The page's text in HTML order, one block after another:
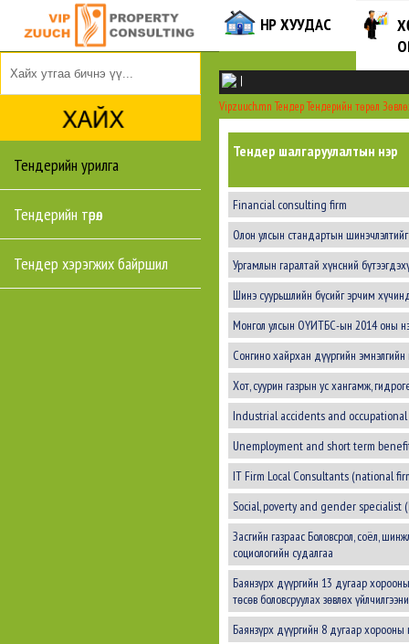
Тендерийн урилга
Тендерийн төрөл
Тендер хэрэгжих байршил
НҮҮР ХУУДАС
|
Vipzuuch.mn ТендерТендерийн төрөл
Тендер шалгаруулалтын нэр
Financial consulting firm
Олон улсын стандартын
Ургамлын гаралтай хүнсний
Шинэ суурьшлийн бүсийг эрчим
Монгол улсын ОҮИТБС-ын 2014 оны
Сонгино хайрхан дүүргийн
Хот, суурин газрын ус хангамж,
Industrial accidents and
Unemployment and short term
IT Firm Local Consultants (national
Social, poverty and gender
Засгийн газраас Боловсрол, соёл,
социологийн судалгаа
Баянзүрх дүүргийн 13 дугаар
төсөв боловсруулах зөвлөх
Баянзүрх дүүргийн 8 дугаар хорооны